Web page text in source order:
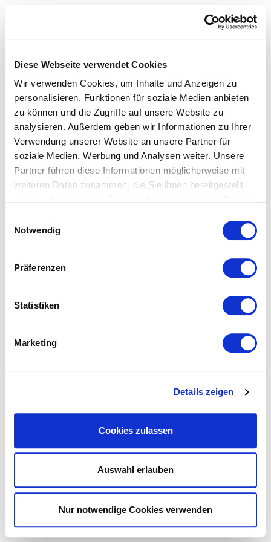
Diese Webseite verwendet Cookies
Wir verwenden Cookies, um Inhalte und Anzeigen zu
personalisieren, Funktionen für soziale Medien anbieten
zu können und die Zugriffe auf unsere Website zu
analysieren. Außerdem geben wir Informationen zu Ihrer
Verwendung unserer Website an unsere Partner für
soziale Medien, Werbung und Analysen weiter. Unsere
Partner führen diese Informationen möglicherweise mit
weiteren Daten zusammen, die Sie ihnen bereitgestellt
Notwendig
Präferenzen
Statistiken
Marketing
Details zeigen
Cookies zulassen
Auswahl erlauben
Nur notwendige Cookies verwenden
Wohnmatten
Plaids und Kissen
Geschirrtücher